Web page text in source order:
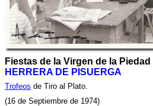
Fiestas de la Virgen de la
HERRERA DE PISUERGA
Trofeos de Tiro al Plato.
(16 de Septiembre de 1974)